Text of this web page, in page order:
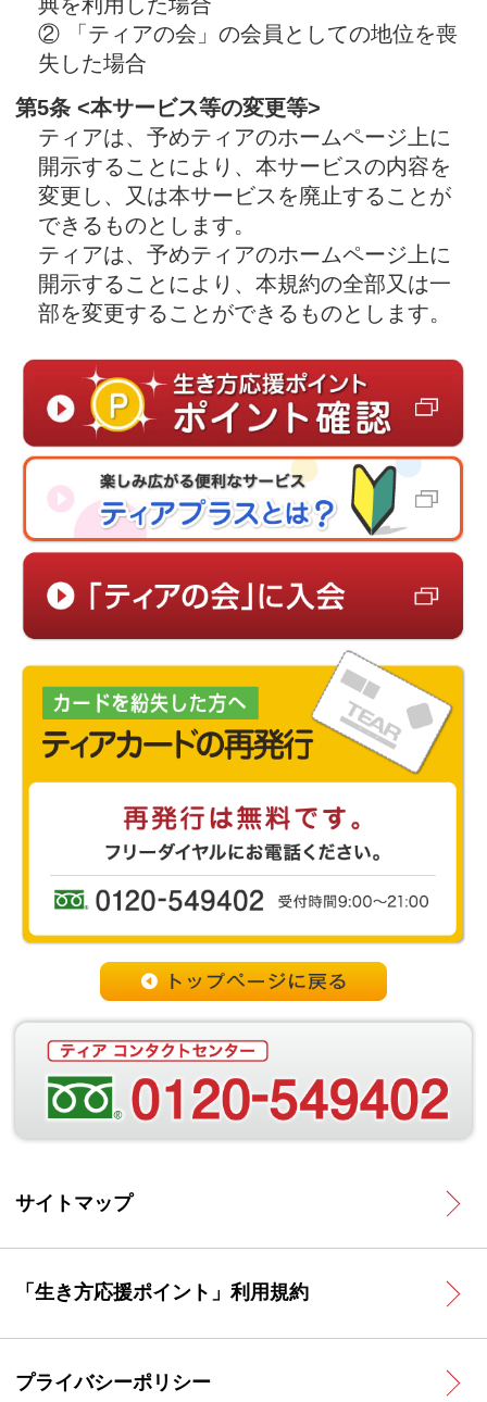
サイトマップ
「生き方応援ポイント」利用規約
プライバシーポリシー
運営会社
ティアオフィシャルウェブサイト
Copyright（C） 2013
TEAR Co.,Ltd. All Rights Reserved.